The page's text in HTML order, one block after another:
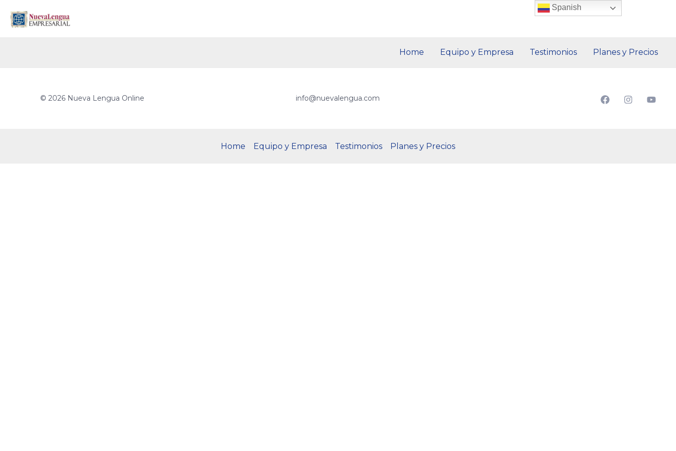
Home Equipo y Empresa Testimonios Planes y Precios
© 2026 Nueva Lengua Online info@nuevalengua.com
Home Equipo y Empresa Testimonios Planes y Precios
Spanish